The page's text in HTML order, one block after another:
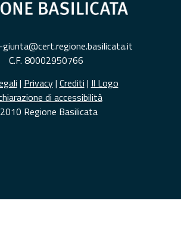
giunta@cert.regione.basilicata.it
C.F. 80002950766
| Privacy| Crediti | Il Logo
di accessibilità
Regione Basilicata